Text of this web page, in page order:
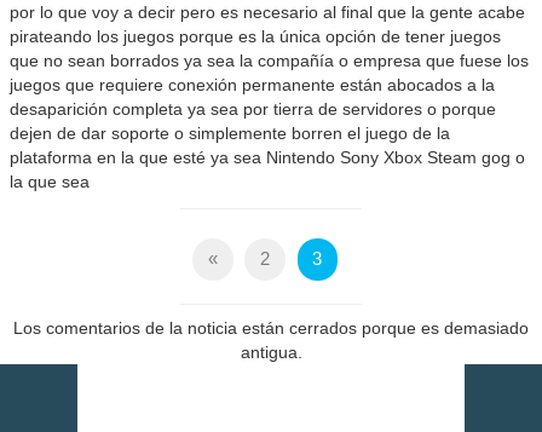
por lo que voy a decir pero es necesario al final que la gente acabe
pirateando los juegos porque es la única opción de tener juegos
que no sean borrados ya sea la compañía o empresa que fuese los
juegos que requiere conexión permanente están abocados a la
desaparición completa ya sea por tierra de servidores o porque
dejen de dar soporte o simplemente borren el juego de la
plataforma en la que esté ya sea Nintendo Sony Xbox Steam gog o
la que sea
« 2 3
Los comentarios de la noticia están cerrados porque es demasiado
antigua.